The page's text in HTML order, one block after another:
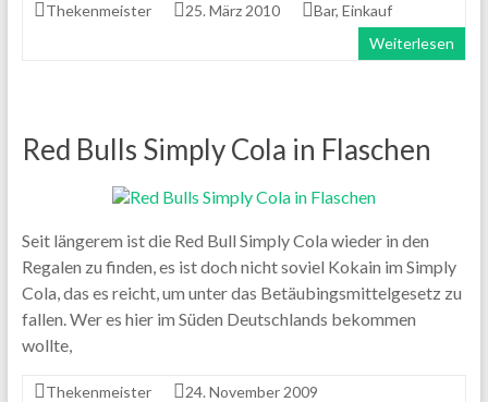
Thekenmeister 25. März 2010 Bar, Einkauf
Weiterlesen
Red Bulls Simply Cola in Flaschen
Seit längerem ist die Red Bull Simply Cola wieder in den
Regalen zu finden, es ist doch nicht soviel Kokain im Simply
Cola, das es reicht, um unter das Betäubingsmittelgesetz zu
fallen. Wer es hier im Süden Deutschlands bekommen
wollte,
Thekenmeister
24. November 2009